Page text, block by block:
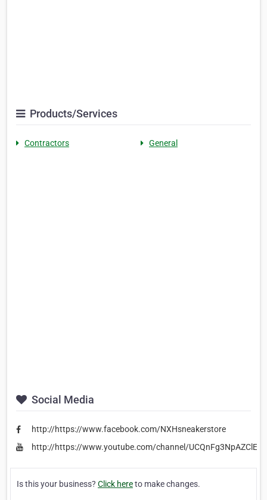
Products/Services
Contractors General
Social Media
http://https://www.facebook.com/NXHsneakerstore
http://https://www.youtube.com/channel/
Is this your business? Click hereto make changes.